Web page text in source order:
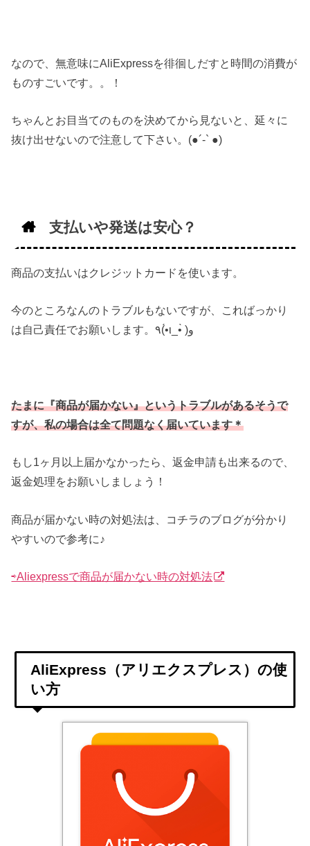
なので、無意味にAliExpressを徘徊しだすと時間の消費が
ものすごいです。。！
ちゃんとお目当てのものを決めてから見ないと、延々に
抜け出せないので注意して下さい。(●︎´-` ●︎)
支払いや発送は安心？
商品の支払いはクレジットカードを使います。
今のところなんのトラブルもないですが、こればっかり
は自己責任でお願いします。٩(•́ι_•̀ )و
たまに『商品が届かない』というトラブルがあるそうで
すが、私の場合は全て問題なく届いています＊
もし1ヶ月以上届かなかったら、返金申請も出来るので、
返金処理をお願いしましょう！
商品が届かない時の対処法は、コチラのブログが分かり
やすいので参考に♪
⇨Aliexpressで商品が届かない時の対処法
AliExpress（アリエクスプレス）の使
い方